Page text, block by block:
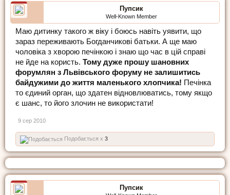
Пупсик
Well-Known Member
Маю дитинку такого ж віку і боюсь навіть уявити, що
зараз переживають Богданчикові батьки. А ще маю
чоловіка з хворою печінкою і знаю що час в цій справі
не йде на користь. Тому дуже прошу шановних
форумлян з Львівського форуму не залишитись
байдужими до життя маленького хлопчика! Печінка
то єдиний орган, що здатен відновлюватись, тому якщо
є шанс, то його злочин не використати!
9 сер 2010
Подобається x 3
Пупсик